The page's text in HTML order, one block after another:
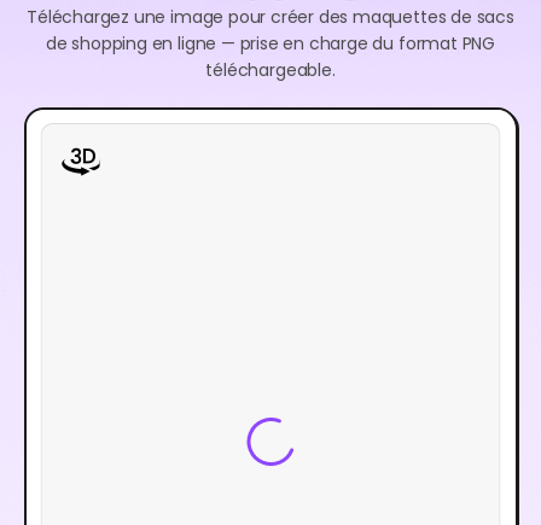
Téléchargez une image pour créer des maquettes de sacs
de shopping en ligne — prise en charge du format PNG
téléchargeable.